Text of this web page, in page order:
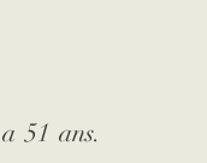
51 ans.